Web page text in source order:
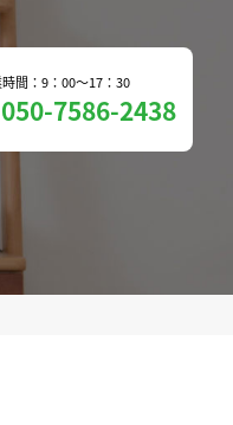
間：9：00～17：30
050-7586-2438